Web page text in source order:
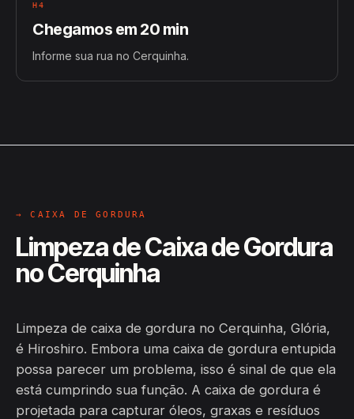
H4
Chegamos em 20 min
Informe sua rua no Cerquinha.
→ CAIXA DE GORDURA
Limpeza de Caixa de Gordura
no Cerquinha
Limpeza de caixa de gordura no Cerquinha, Glória,
é Hiroshiro. Embora uma caixa de gordura entupida
possa parecer um problema, isso é sinal de que ela
está cumprindo sua função. A caixa de gordura é
projetada para capturar óleos, graxas e resíduos